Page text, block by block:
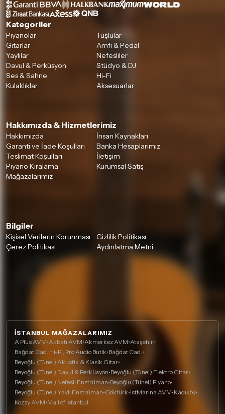
Kategoriler
Piyanolar
Tuşlular
Gitarlar
Amfi & Pedal
Yaylılar
Nefesliler
Davul & Perküsyon
Stüdyo & DJ
Ses & Sahne
Hi-Fi
Kulaklıklar
Aksesuarlar
Hakkımızda & Hizmetlerimiz
Hakkımızda
İnsan Kaynakları
Garanti ve İade Koşulları
Banka Hesaplarımız
Teslimat Koşulları
İletişim
Piyano Kiralama
Kurumsal Satış
Mağazalarımız
Bilgiler
Kişisel Verilerin Korunması
Gizlilik Politikası
Çerez Politikası
Aydınlatma Metni
İSTANBUL MAĞAZALARIMIZ
A Plus AVM•Akbatı AVM•Akmerkez AVM•Ataşehir•
Bağdat Cad. Hi-Fi, Pro Audio Butik•Bağdat Cad.•
Beyoğlu (Tünel) Akustik & Klasik Gitar•
Beyoğlu (Tünel) Davul & Perküsyon•Beyoğlu (Tünel) Elektro Gitar•
Beyoğlu (Tünel) Nefesli Enstrüman•Beyoğlu (Tünel) Piyano•
Beyoğlu (Tünel) Yaylı Enstrüman•Göktürk•İstMarina AVM•Kadıköy•
Kozzy AVM•Mall of İstanbul